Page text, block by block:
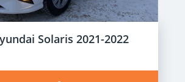
Solaris 2021-2022